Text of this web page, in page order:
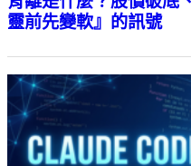
靈前先變軟』的訊號